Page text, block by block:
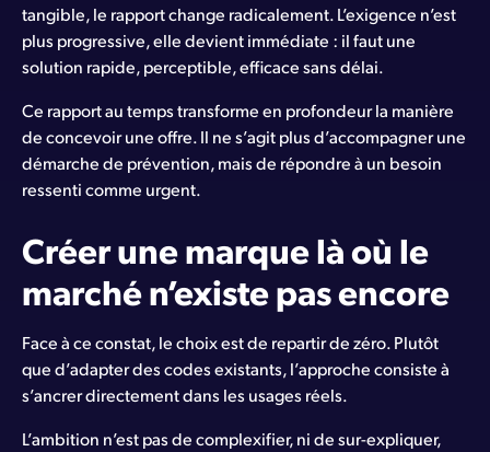
tangible, le rapport change radicalement. L’exigence n’est
plus progressive, elle devient immédiate : il faut une
solution rapide, perceptible, efficace sans délai.
Ce rapport au temps transforme en profondeur la manière
de concevoir une offre. Il ne s’agit plus d’accompagner une
démarche de prévention, mais de répondre à un besoin
ressenti comme urgent.
Créer une marque là où le
marché n’existe pas encore
Face à ce constat, le choix est de repartir de zéro. Plutôt
que d’adapter des codes existants, l’approche consiste à
s’ancrer directement dans les usages réels.
L’ambition n’est pas de complexifier, ni de sur-expliquer,